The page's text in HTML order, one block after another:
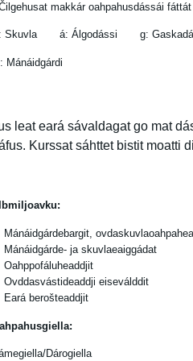
makkár oahpahusdássái
Skuvla á: Álgodássi g:
Mánáidgárdi
leat eará sávaldagat go mat
Kurssat sáhttet bistit moatti
Mánáidgárdebargit,
Mánáidgárde- ja skuvlaeaiggádat
Oahppofáluheaddjit
Ovddasvástideaddji eiseválddit
Eará berošteaddjit
Dárogiella